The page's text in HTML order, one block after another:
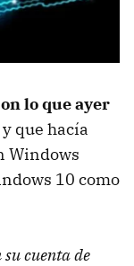
lo que ayer
que hacía
Windows
10 como
cuenta de